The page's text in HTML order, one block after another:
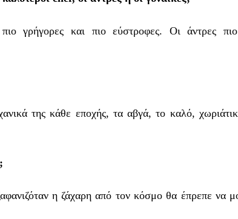
γρήγορες και πιο εύστροφες. Οι άντρες πιο
της κάθε εποχής, τα αβγά, το καλό,
η ζάχαρη από τον κόσμο θα έπρεπε να